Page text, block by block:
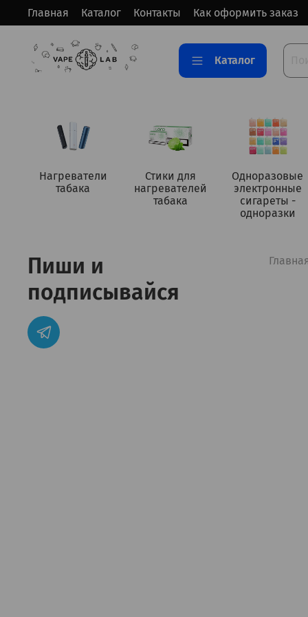
Главная Каталог Контакты Как оформить заказ
Каталог
Нагреватели
табака
Стики для
нагревателей
табака
Одноразовые
электронные
сигареты -
одноразки
Главная
Пиши и
подписывайся